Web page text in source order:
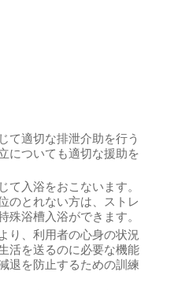
て適切な排泄介助を行う
についても適切な援助を
て入浴をおこないます。
のとれない方は、ストレ
殊浴槽入浴ができます。
り、利用者の心身の状況
活を送るのに必要な機能
退を防止するための訓練